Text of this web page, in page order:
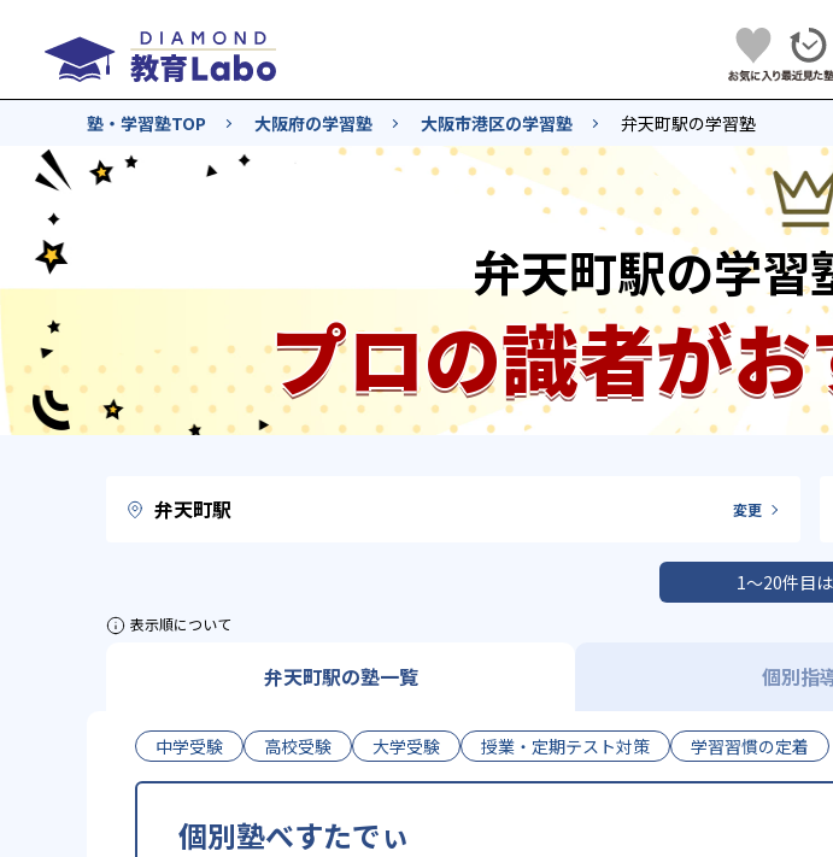
塾・学習塾TOP 大阪府の学習塾 大阪市港区の学習塾 弁天町駅の学習塾
弁天町駅の学習
プロの識者が
弁天町駅 変更
1〜20件目
表示順について
弁天町駅の塾一覧 個別指
中学受験 高校受験 大学受験 授業・定期テスト対策 学習習慣の定着
個別塾べすたでぃ